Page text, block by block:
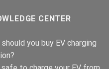
CENTER
you buy EV charging